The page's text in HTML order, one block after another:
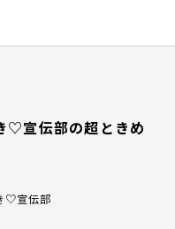
♡宣伝部の超ときめ
♡宣伝部